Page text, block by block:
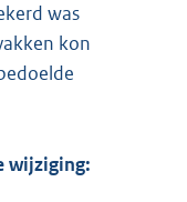
was
kon
wijziging: